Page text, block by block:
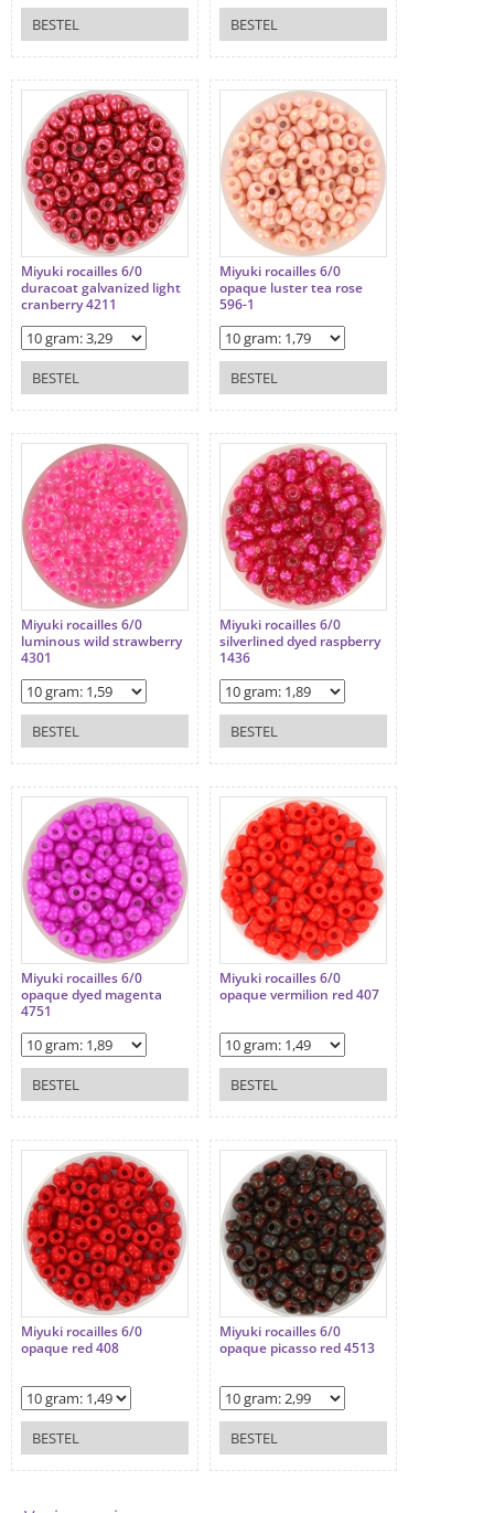
BESTEL BESTEL
Miyuki rocailles 6/0
duracoat galvanized light
cranberry 4211
BESTEL
Miyuki rocailles 6/0
opaque luster tea rose
596-1
BESTEL
Miyuki rocailles 6/0
luminous wild strawberry
4301
BESTEL
Miyuki rocailles 6/0
silverlined dyed raspberry
1436
BESTEL
Miyuki rocailles 6/0
opaque dyed magenta
4751
BESTEL
Miyuki rocailles 6/0
opaque vermilion red 407
BESTEL
Miyuki rocailles 6/0
opaque red 408
BESTEL
Miyuki rocailles 6/0
opaque picasso red 4513
BESTEL